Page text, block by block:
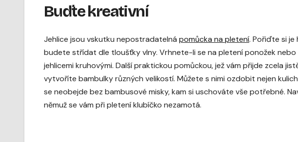
Buďte kreativní
Jehlice jsou vskutku nepostradatelná pomůcka na pletení. Pořiďte si je
budete střídat dle tloušťky vlny. Vrhnete-li se na pletení ponožek
jehlicemi kruhovými. Další praktickou pomůckou, jež vám přijde zcela
vytvoříte bambulky různých velikostí. Můžete s nimi ozdobit nejen
se neobejde bez bambusové misky, kam si uschováte vše potřebné.
němuž se vám při pletení klubíčko nezamotá.